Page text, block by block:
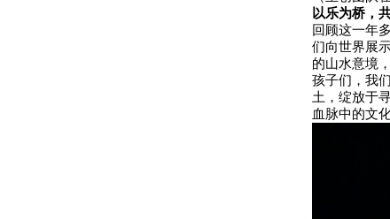
以乐为桥，
回顾这一年
们向世界展
的山水意境
孩子们，我
土，绽放于
血脉中的文